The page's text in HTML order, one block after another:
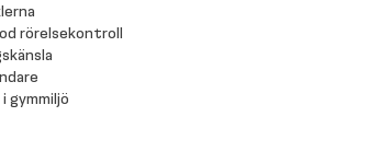
rörelsekontroll
gymmiljö